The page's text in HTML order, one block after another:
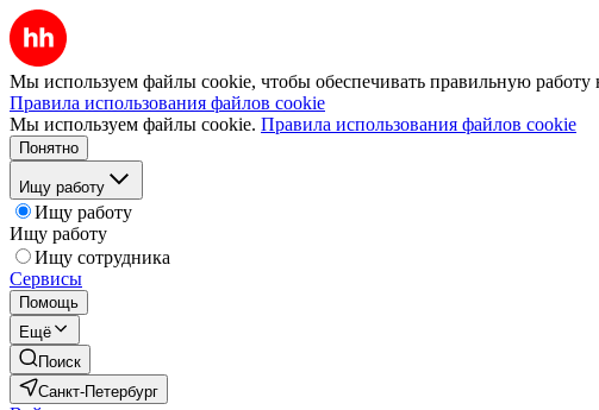
Мы используем файлы cookie, чтобы обеспечивать правильную работу
Правила использования файлов cookie
Мы используем файлы cookie. Правила использования файлов cookie
Понятно
Ищу работу
Ищу работу
Ищу работу
Ищу сотрудника
Сервисы
Помощь
Ещё
Поиск
Санкт-Петербург